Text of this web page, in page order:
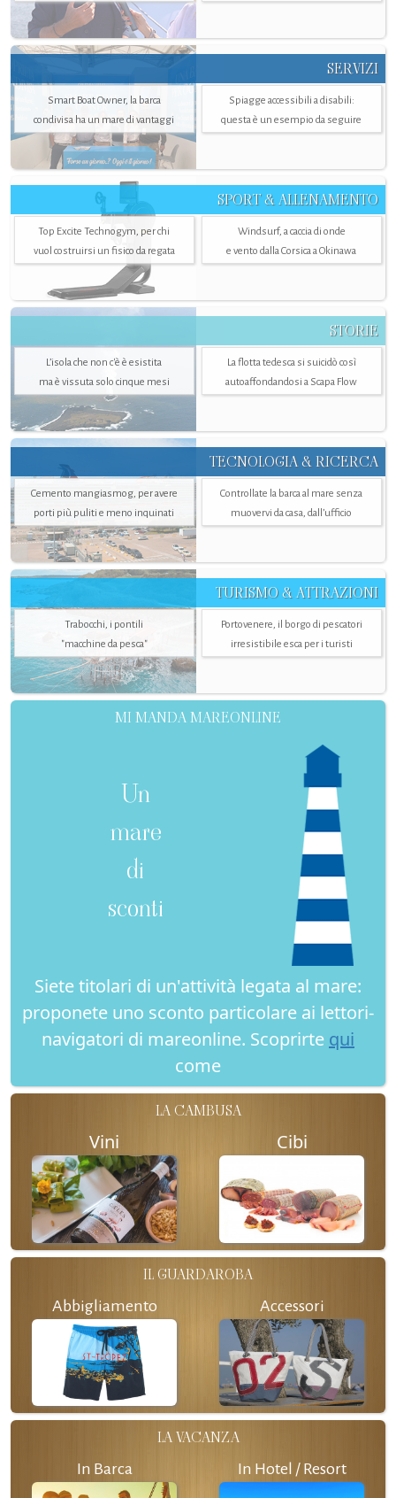
SERVIZI
Smart Boat Owner, la barca
condivisa ha un mare di vantaggi
Spiagge accessibili a disabili:
questa è un esempio da seguire
SPORT & ALLENAMENTO
Top Excite Technogym, per chi
vuol costruirsi un fisico da regata
Windsurf, a caccia di onde
e vento dalla Corsica a Okinawa
STORIE
L’isola che non c'è è esistita
ma è vissuta solo cinque mesi
La flotta tedesca si suicidò così
autoaffondandosi a Scapa Flow
TECNOLOGIA & RICERCA
Cemento mangiasmog, per avere
porti più puliti e meno inquinati
Controllate la barca al mare senza
muovervi da casa, dall’ufficio
TURISMO & ATTRAZIONI
Trabocchi, i pontili
"macchine da pesca"
Portovenere, il borgo di pescatori
irresistibile esca per i turisti
MI MANDA MAREONLINE
Un
mare
di
sconti
Siete titolari di un'attività legata al mare:
proponete uno sconto particolare ai lettori-
navigatori di mareonline. Scoprirte qui
come
LA CAMBUSA
Vini Cibi
IL GUARDAROBA
Abbigliamento Accessori
LA VACANZA
In Barca In Hotel / Resort